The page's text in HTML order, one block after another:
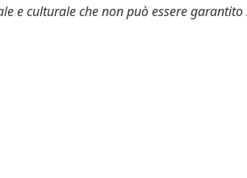
e culturale che non può essere garantito